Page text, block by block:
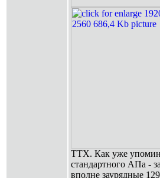
ТТХ. Как уже
стандартного АПа -
вполне заурядные